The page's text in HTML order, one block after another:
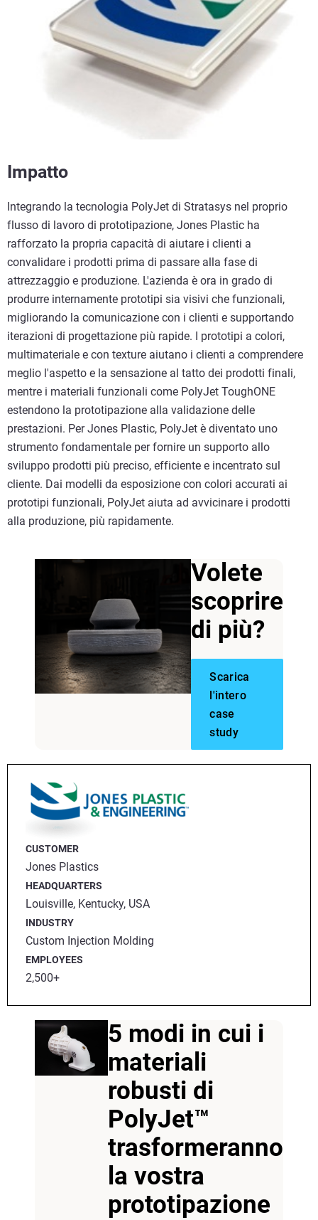
CUSTOMER
Jones Plastics
HEADQUARTERS
Louisville, Kentucky, USA
INDUSTRY
Custom Injection Molding
EMPLOYEES
2,500+
5 modi in cui i
materiali
robusti di
PolyJet™
trasformeranno
la vostra
prototipazione
Impatto
Integrando la tecnologia PolyJet di Stratasys nel proprio
flusso di lavoro di prototipazione, Jones Plastic ha
rafforzato la propria capacità di aiutare i clienti a
convalidare i prodotti prima di passare alla fase di
attrezzaggio e produzione. L'azienda è ora in grado di
produrre internamente prototipi sia visivi che funzionali,
migliorando la comunicazione con i clienti e supportando
iterazioni di progettazione più rapide. I prototipi a colori,
multimateriale e con texture aiutano i clienti a comprendere
meglio l'aspetto e la sensazione al tatto dei prodotti finali,
mentre i materiali funzionali come PolyJet ToughONE
estendono la prototipazione alla validazione delle
prestazioni. Per Jones Plastic, PolyJet è diventato uno
strumento fondamentale per fornire un supporto allo
sviluppo prodotti più preciso, efficiente e incentrato sul
cliente. Dai modelli da esposizione con colori accurati ai
prototipi funzionali, PolyJet aiuta ad avvicinare i prodotti
alla produzione, più rapidamente.
Volete
scoprire
di più?
Scarica
l'intero
case
study